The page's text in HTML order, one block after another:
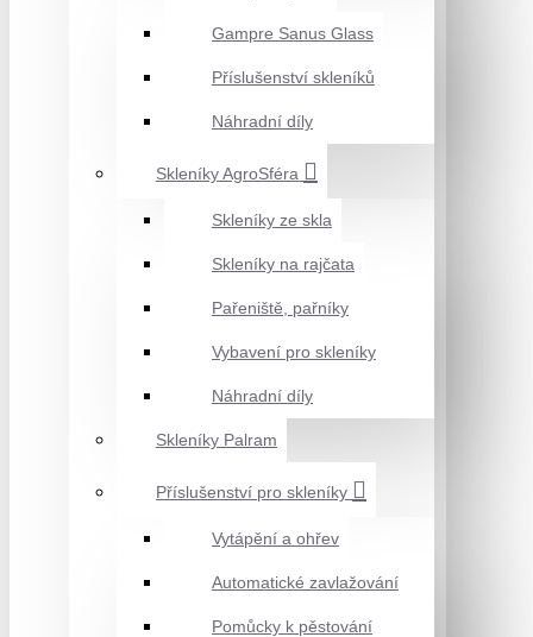
Gampre Sanus Glass
Příslušenství skleníků
Náhradní díly
Skleníky AgroSféra
Skleníky ze skla
Skleníky na rajčata
Pařeniště, pařníky
Vybavení pro skleníky
Náhradní díly
Skleníky Palram
Příslušenství pro skleníky
Vytápění a ohřev
Automatické zavlažování
Pomůcky k pěstování